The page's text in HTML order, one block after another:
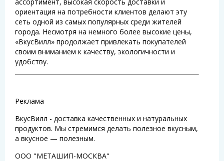
ориентация на потребности клиентов делают эту
сеть одной из самых популярных среди жителей
города. Несмотря на немного более высокие цены,
«ВкусВилл» продолжает привлекать покупателей
своим вниманием к качеству, экологичности и
удобству.
Реклама
ВкусВилл - доставка качественных и натуральных
продуктов. Мы стремимся делать полезное вкусным,
а вкусное — полезным.
ООО "МЕТАШИП-МОСКВА"